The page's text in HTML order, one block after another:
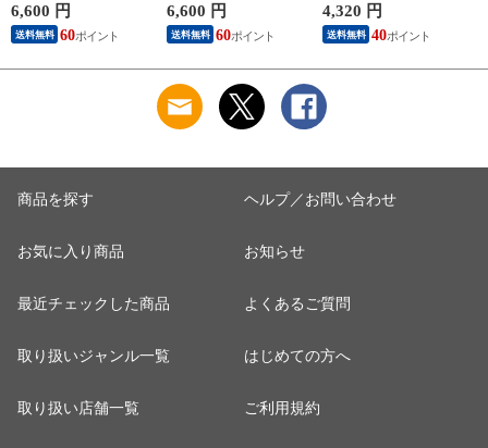
ン 100ml 50本 指定医
薬部外品 栄養ドリン
ク 栄養剤 リポビタ
6,600 円
送料無料 60
100mL 50本 栄養ドリ
ンク 栄養剤 リポビ
タン 低カロリー ビ
6,600 円
送料無料 60
品 ３０袋入り １日
１回１袋目安
LDL（悪玉）コレス
る 日本製
4,320 円
送料無料 40
商品を探す
お気に入り商品
最近チェックした商品
取り扱いジャンル一覧
取り扱い店舗一覧
ヘルプ／お問い合わせ
お知らせ
よくあるご質問
はじめての方へ
ご利用規約